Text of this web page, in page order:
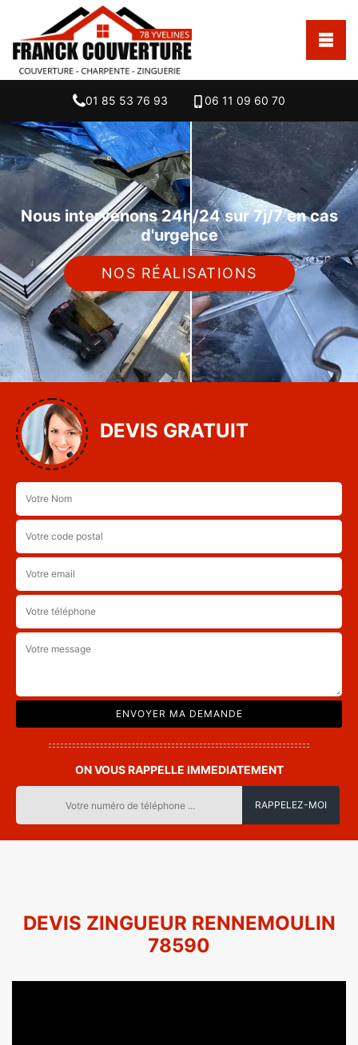
01 85 53 76 93 06 11 09 60 70
Nous intervenons 24h/24 sur 7j/7 en cas
d'urgence
NOS RÉALISATIONS
DEVIS GRATUIT
ON VOUS RAPPELLE IMMEDIATEMENT
DEVIS ZINGUEUR RENNEMOULIN
78590